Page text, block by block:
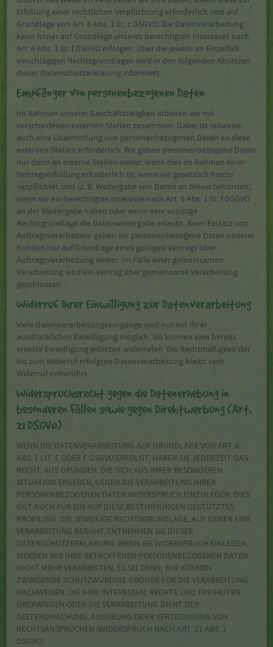
Erfüllung einer rechtlichen Verpflichtung erforderlich sind auf
Grundlage von Art. 6 Abs. 1 lit. c DSGVO. Die Datenverarbeitung
kann ferner auf Grundlage unseres berechtigten Interesses nach
Art. 6 Abs. 1 lit. f DSGVO erfolgen. Über die jeweils im Einzelfall
einschlägigen Rechtsgrundlagen wird in den folgenden Absätzen
dieser Datenschutzerklärung informiert.
Empfänger von personenbezogenen Daten
Im Rahmen unserer Geschäftstätigkeit arbeiten wir mit
verschiedenen externen Stellen zusammen. Dabei ist teilweise
auch eine Übermittlung von personenbezogenen Daten an diese
externen Stellen erforderlich. Wir geben personenbezogene Daten
nur dann an externe Stellen weiter, wenn dies im Rahmen einer
Vertragserfüllung erforderlich ist, wenn wir gesetzlich hierzu
verpflichtet sind (z. B. Weitergabe von Daten an Steuerbehörden),
wenn wir ein berechtigtes Interesse nach Art. 6 Abs. 1 lit. f DSGVO
an der Weitergabe haben oder wenn eine sonstige
Rechtsgrundlage die Datenweitergabe erlaubt. Beim Einsatz von
Auftragsverarbeitern geben wir personenbezogene Daten unserer
Kunden nur auf Grundlage eines gültigen Vertrags über
Auftragsverarbeitung weiter. Im Falle einer gemeinsamen
Verarbeitung wird ein Vertrag über gemeinsame Verarbeitung
geschlossen.
Widerruf Ihrer Einwilligung zur Datenverarbeitung
Viele Datenverarbeitungsvorgänge sind nur mit Ihrer
ausdrücklichen Einwilligung möglich. Sie können eine bereits
erteilte Einwilligung jederzeit widerrufen. Die Rechtmäßigkeit der
bis zum Widerruf erfolgten Datenverarbeitung bleibt vom
Widerruf unberührt.
Widerspruchsrecht gegen die Datenerhebung in
besonderen Fällen sowie gegen Direktwerbung (Art.
21 DSGVO)
WENN DIE DATENVERARBEITUNG AUF GRUNDLAGE VON ART. 6
ABS. 1 LIT. E ODER F DSGVO ERFOLGT, HABEN SIE JEDERZEIT DAS
RECHT, AUS GRÜNDEN, DIE SICH AUS IHRER BESONDEREN
SITUATION ERGEBEN, GEGEN DIE VERARBEITUNG IHRER
PERSONENBEZOGENEN DATEN WIDERSPRUCH EINZULEGEN; DIES
GILT AUCH FÜR EIN AUF DIESE BESTIMMUNGEN GESTÜTZTES
PROFILING. DIE JEWEILIGE RECHTSGRUNDLAGE, AUF DENEN EINE
VERARBEITUNG BERUHT, ENTNEHMEN SIE DIESER
DATENSCHUTZERKLÄRUNG. WENN SIE WIDERSPRUCH EINLEGEN,
WERDEN WIR IHRE BETROFFENEN PERSONENBEZOGENEN DATEN
NICHT MEHR VERARBEITEN, ES SEI DENN, WIR KÖNNEN
ZWINGENDE SCHUTZWÜRDIGE GRÜNDE FÜR DIE VERARBEITUNG
NACHWEISEN, DIE IHRE INTERESSEN, RECHTE UND FREIHEITEN
ÜBERWIEGEN ODER DIE VERARBEITUNG DIENT DER
GELTENDMACHUNG, AUSÜBUNG ODER VERTEIDIGUNG VON
RECHTSANSPRÜCHEN (WIDERSPRUCH NACH ART. 21 ABS. 1
DSGVO).